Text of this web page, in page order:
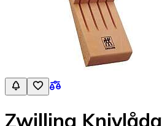
Zwilling Knivlåda